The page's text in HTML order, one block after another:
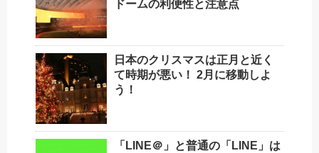
ドームの利便性と注意点
日本のクリスマスは正月と近く
て時期が悪い！ 2月に移動しよ
う！
「LINE＠」と普通の「LINE」は